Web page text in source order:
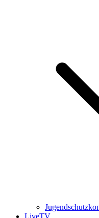
LiveTV